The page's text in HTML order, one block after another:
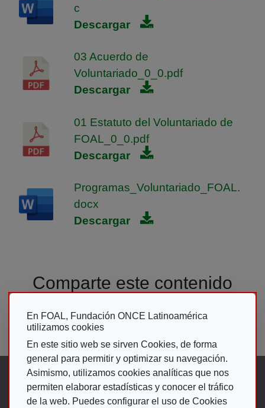
En FOAL, Fundación ONCE Latinoamérica
utilizamos cookies
En este sitio web se sirven Cookies, de forma
general para permitir y optimizar su navegación.
Asimismo, utilizamos cookies analíticas que nos
permiten elaborar estadísticas y conocer el tráfico
de la web. Puedes configurar el uso de Cookies
c
Descargar
03 Acuerdo de
Voluntariado_0_0.pdf
Descargar
01 Estatuto del Voluntariado de
FOAL_0_0.pdf
Descargar
Programas_Voluntariado_FOAL.
docx
Descargar
Comparte este contenido
Síguenos en: